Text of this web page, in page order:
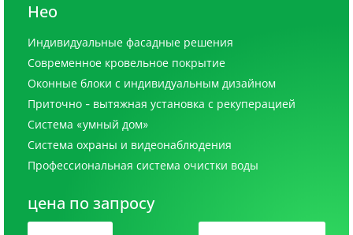
Нео
Индивидуальные фасадные решения
Современное кровельное покрытие
Оконные блоки с индивидуальным дизайном
Приточно - вытяжная установка с рекуперацией
Система «умный дом»
Система охраны и видеонаблюдения
Профессиональная система очистки воды
цена по запросу